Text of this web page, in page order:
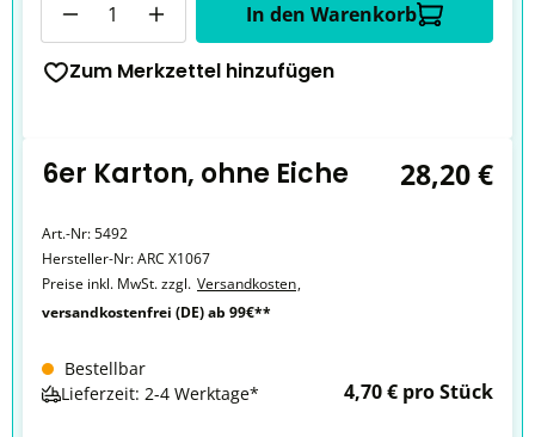
In den Warenkorb
Zum Merkzettel hinzufügen
6er Karton, ohne Eiche 28,20 €
Art.-Nr:5492
Hersteller-Nr:ARC X1067
Preise inkl. MwSt. zzgl. Versandkosten,
versandkostenfrei (DE) ab 99€**
Bestellbar
Lieferzeit: 2-4 Werktage*
4,70 € pro Stück